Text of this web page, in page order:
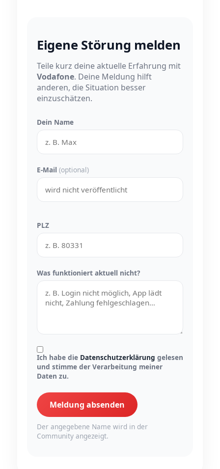
Eigene Störung melden
Teile kurz deine aktuelle Erfahrung mit
Vodafone. Deine Meldung hilft
anderen, die Situation besser
einzuschätzen.
Dein Name
E-Mail (optional)
PLZ
Was funktioniert aktuell nicht?
Ich habe die Datenschutzerklärung gelesen
und stimme der Verarbeitung meiner
Daten zu.
Meldung absenden
Der angegebene Name wird in der
Community angezeigt.